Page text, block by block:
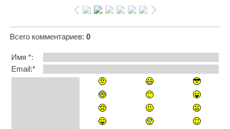
Всего комментариев: 0
Имя *:
Email:*